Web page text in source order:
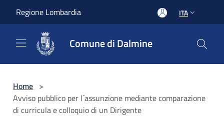
Regione Lombardia ITA
Comune di Dalmine
Home >
Avviso pubblico per l´assunzione mediante comparazione
di curricula e colloquio di un Dirigente